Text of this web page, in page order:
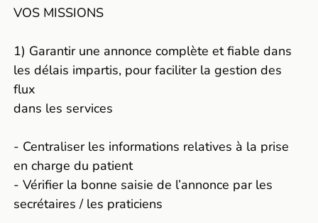
VOS MISSIONS
1) Garantir une annonce complète et fiable dans
les délais impartis, pour faciliter la gestion des
flux
dans les services
- Centraliser les informations relatives à la prise
en charge du patient
- Vérifier la bonne saisie de l’annonce par les
secrétaires / les praticiens